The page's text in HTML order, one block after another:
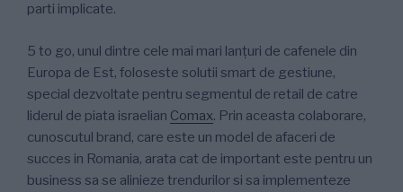
parti implicate.
5 to go, unul dintre cele mai mari lanțuri de cafenele din
Europa de Est, foloseste solutii smart de gestiune,
special dezvoltate pentru segmentul de retail de catre
liderul de piata israelian Comax. Prin aceasta colaborare,
cunoscutul brand, care este un model de afaceri de
succes in Romania, arata cat de important este pentru un
business sa se alinieze trendurilor si sa implementeze